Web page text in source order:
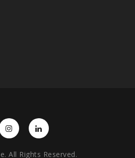
All Rights Reserved.